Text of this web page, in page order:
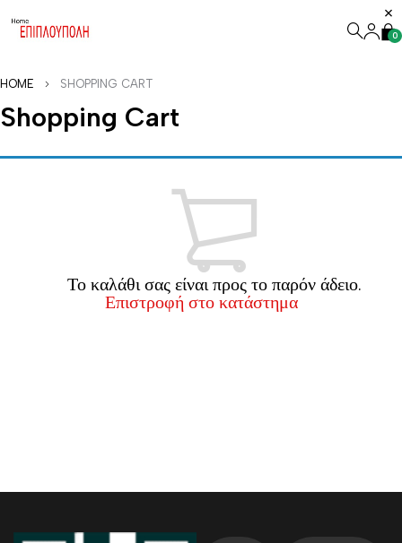
0
HOME SHOPPING CART
Shopping Cart
Το καλάθι σας είναι προς το παρόν άδειο.
Επιστροφή στο κατάστημα